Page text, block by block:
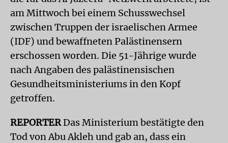
am Mittwoch bei einem Schusswechsel
zwischen Truppen der israelischen Armee
(IDF) und bewaffneten Palästinensern
erschossen worden. Die 51-Jährige wurde
nach Angaben des palästinensischen
Gesundheitsministeriums in den Kopf
getroffen.
REPORTERDas Ministerium bestätigte den
Tod von Abu Akleh und gab an, dass ein